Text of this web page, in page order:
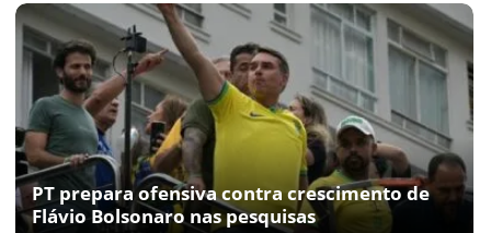
PT prepara ofensiva contra crescimento de
Flávio Bolsonaro nas pesquisas